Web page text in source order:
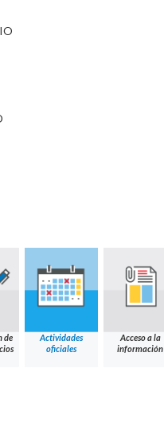
de
Actividades
oficiales
Acceso a la
información